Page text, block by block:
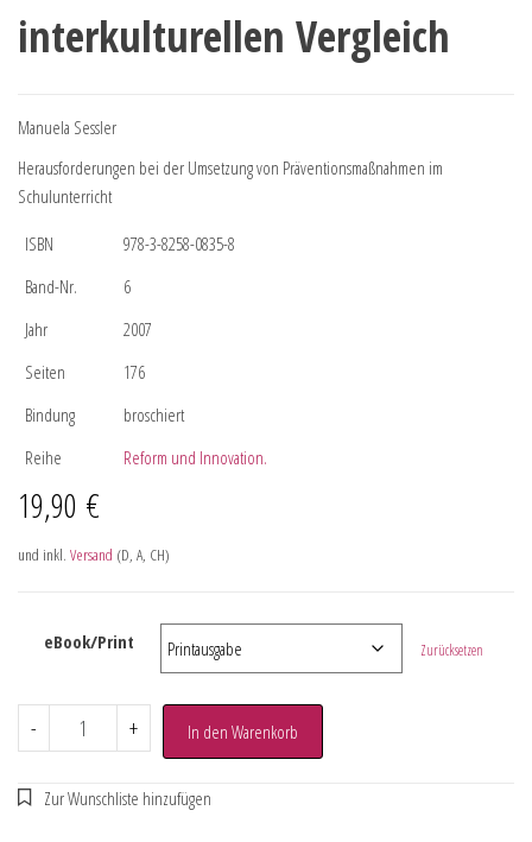
interkulturellen Vergleich
Manuela Sessler
Herausforderungen bei der Umsetzung von Präventionsmaßnahmen im
Schulunterricht
ISBN
978-3-8258-0835-8
Band-Nr.
6
Jahr
2007
Seiten
176
Bindung
broschiert
Reihe
Reform und Innovation.
19,90 €
und inkl. Versand (D, A, CH)
eBook/Print Zurücksetzen
- + In den Warenkorb